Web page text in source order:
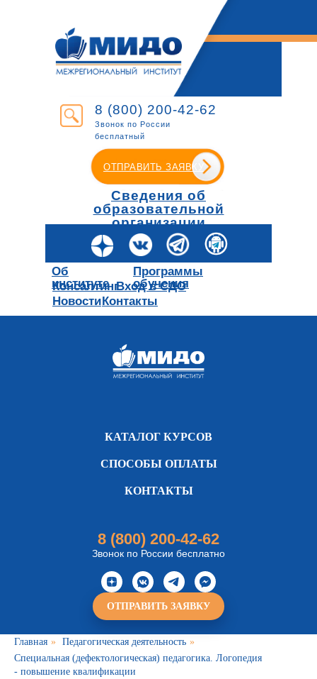
8 (800) 200-42-62
Звонок по России
бесплатный
ОТПРАВИТЬ ЗАЯВКУ
Сведения об
образовательной
организации
Об
институте
Программы
обучения
Консалтинг
Новости
Вход в СДО
Контакты
КАТАЛОГ КУРСОВ
СПОСОБЫ ОПЛАТЫ
КОНТАКТЫ
8 (800) 200-42-62
Звонок по России бесплатно
ОТПРАВИТЬ ЗАЯВКУ
Главная » Педагогическая деятельность »
Специальная (дефектологическая) педагогика. Логопедия
- повышение квалификации